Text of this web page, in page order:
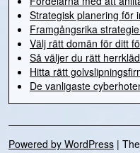
Strategisk planering för
Framgångsrika
Välj rätt domän för ditt
Så väljer du rätt
Hitta rätt
De vanligaste
Powered by WordPress |